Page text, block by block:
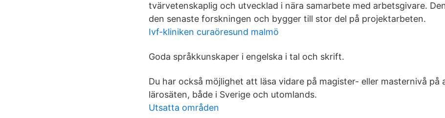
tvärvetenskaplig och utvecklad i nära samarbete med arbetsgivare.
den senaste forskningen och bygger till stor del på projektarbeten.
Ivf-kliniken curaöresund malmö
Goda språkkunskaper i engelska i tal och skrift.
Du har också möjlighet att läsa vidare på magister- eller masternivå på
lärosäten, både i Sverige och utomlands.
Utsatta områden